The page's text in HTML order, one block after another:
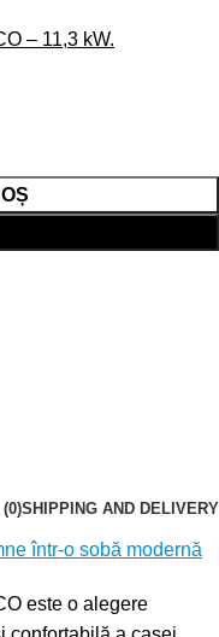
– 11,3 kW.
(0)SHIPPING AND DELIVERY
într-o sobă modernă
este o alegere